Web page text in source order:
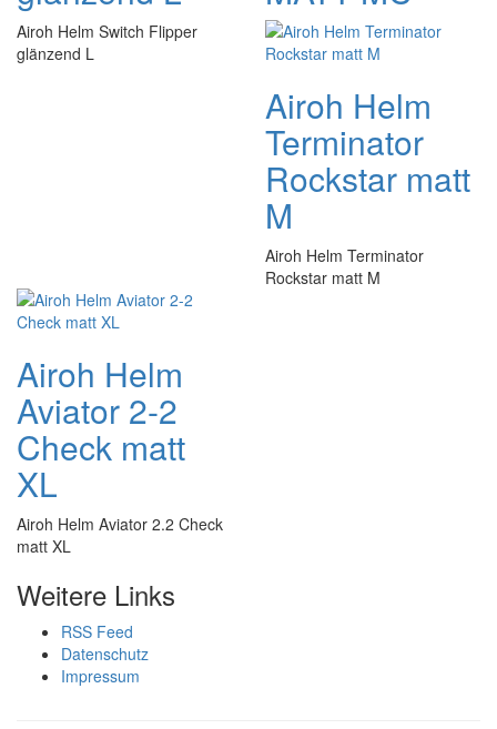
Airoh Helm Switch Flipper
glänzend L
Airoh Helm
Terminator
Rockstar matt
M
Airoh Helm Terminator
Rockstar matt M
Airoh Helm
Aviator 2-2
Check matt
XL
Airoh Helm Aviator 2.2 Check
matt XL
Weitere Links
RSS Feed
Datenschutz
Impressum